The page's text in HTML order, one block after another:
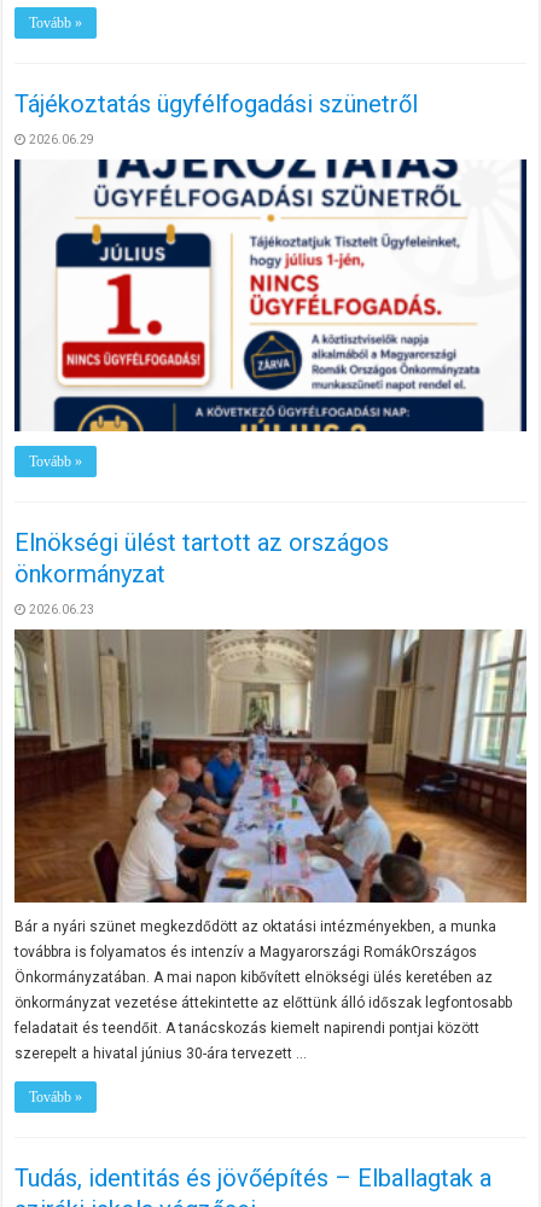
Tovább »
Tájékoztatás ügyfélfogadási szünetről
2026.06.29
Tovább »
Elnökségi ülést tartott az országos
önkormányzat
2026.06.23
Bár a nyári szünet megkezdődött az oktatási intézményekben, a munka
továbbra is folyamatos és intenzív a Magyarországi RomákOrszágos
Önkormányzatában. A mai napon kibővített elnökségi ülés keretében az
önkormányzat vezetése áttekintette az előttünk álló időszak legfontosabb
feladatait és teendőit. A tanácskozás kiemelt napirendi pontjai között
szerepelt a hivatal június 30-ára tervezett …
Tovább »
Tudás, identitás és jövőépítés – Elballagtak a